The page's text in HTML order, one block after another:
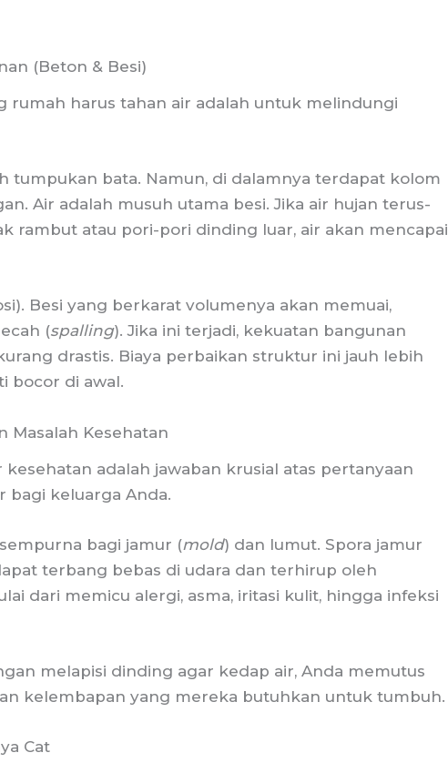
(Beton & Besi)
rumah harus tahan air adalah untuk melindungi
tumpukan bata. Namun, di dalamnya terdapat kolom
Air adalah musuh utama besi. Jika air hujan terus-
rambut atau pori-pori dinding luar, air akan mencapai
Besi yang berkarat volumenya akan memuai,
(spalling). Jika ini terjadi, kekuatan bangunan
drastis. Biaya perbaikan struktur ini jauh lebih
bocor di awal.
Masalah Kesehatan
adalah jawaban krusial atas pertanyaan
bagi keluarga Anda.
bagi jamur (mold) dan lumut. Spora jamur
terbang bebas di udara dan terhirup oleh
dari memicu alergi, asma, iritasi kulit, hingga infeksi
melapisi dinding agar kedap air, Anda memutus
kelembapan yang mereka butuhkan untuk tumbuh.
Cat